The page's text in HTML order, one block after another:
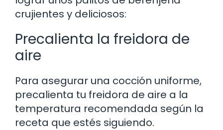
crujientes y deliciosos:
Precalienta la freidora de
aire
Para asegurar una cocción uniforme,
precalienta tu freidora de aire a la
temperatura recomendada según la
receta que estés siguiendo.